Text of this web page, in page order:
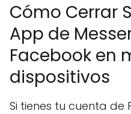
Cómo Cerrar
App de
Facebook en
dispositivos
Si tienes tu cuenta